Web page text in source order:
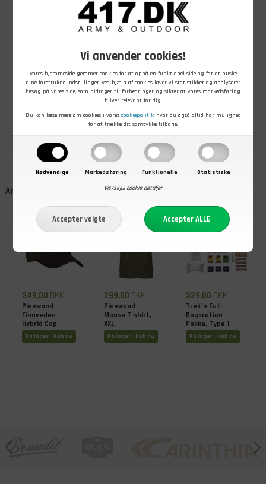
Vi anvender cookies!
Vores hjemmeside gemmer cookies for at opnå en funktionel side og for at huske
dine foretrukne indstillinger. Ved hjælp af cookies laver vi statistikker og analyserer
besøg på vores side, som bidrager til forbedringer, og sikrer at vores markedsføring
bliver relevant for dig.
Du kan læse mere om cookies i vores cookiepolitik, hvor du også altid har mulighed
for at trække dit samtykke tilbage.
Nødvendige Markedsføring Funktionelle
Statistiske
Vis/skjul cookie detaljer
369,00 DKK
Emergency
portioner
På lager - Køb nu
79,00 DKK
Tactical
Foodpack,
Vegansk Wok
På lager - Køb nu
989,00DKK
Feltration, 7
På lager - Køb nu
Andre kunder købte også
249,00 DKK
Pinewood
Finnveden
Hybrid Cap
På lager - Køb nu
299,00 DKK
Pinewood
Moose T-shirt,
XXL
På lager - Køb nu
329,00 DKK
Trek´n Eat,
Dagsration
Pakke, Type 1
På lager - Køb nu